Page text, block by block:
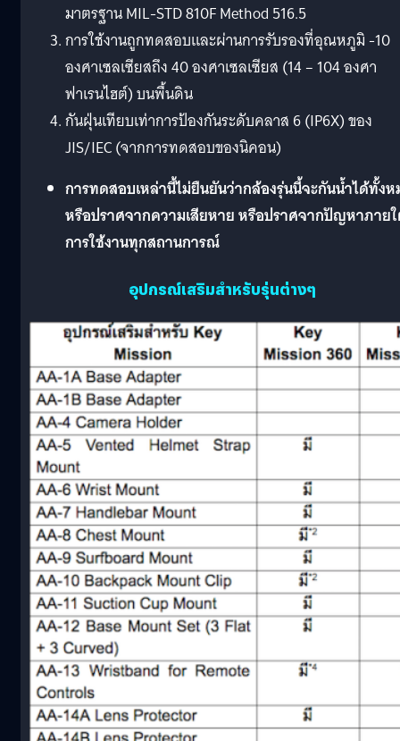
มาตรฐาน MIL-STD 810F Method 516.5
การใช้งานถูกทดสอบและผ่านการรับรองที่อุณหภูมิ -10
องศาเซลเซียสถึง 40 องศาเซลเซียส (14 – 104 องศา
ฟาเรนไฮต์) บนพื้นดิน
กันฝุ่นเทียบเท่าการป้องกันระดับคลาส 6 (IP6X) ของ
JIS/IEC (จากการทดสอบของนิคอน)
การทดสอบเหล่านี้ไม่ยืนยันว่ากล้องรุ่นนี้จะกันน้ำได้ทั้ง
หรือปราศจากความเสียหาย หรือปราศจากปัญหาภาย
การใช้งานทุกสถานการณ์
อุปกรณ์เสริมสำหรับรุ่นต่างๆ